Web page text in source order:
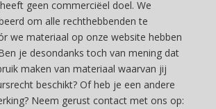
geen commerciëel doel. We
om alle rechthebbenden te
we materiaal op onze website hebben
je desondanks toch van mening dat
maken van materiaal waarvan jij
beschikt? Of heb je een andere
Neem gerust contact met ons op: